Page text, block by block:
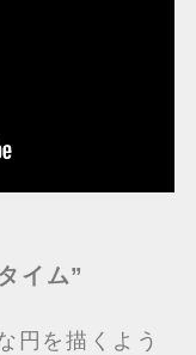
イム”
円を描くよう